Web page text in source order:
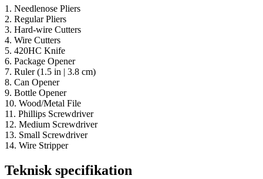
1. Needlenose Pliers
2. Regular Pliers
3. Hard-wire Cutters
4. Wire Cutters
5. 420HC Knife
6. Package Opener
7. Ruler (1.5 in | 3.8 cm)
8. Can Opener
9. Bottle Opener
10. Wood/Metal File
11. Phillips Screwdriver
12. Medium Screwdriver
13. Small Screwdriver
14. Wire Stripper
Teknisk specifikation